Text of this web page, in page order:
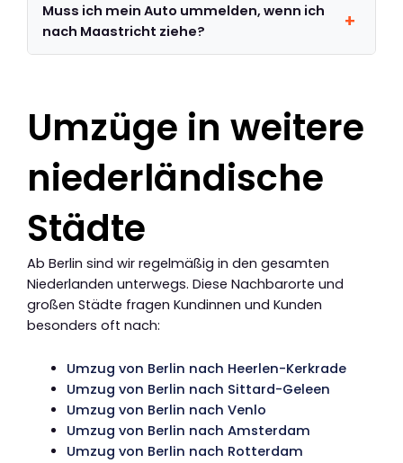
Muss ich mein Auto ummelden, wenn ich
nach Maastricht ziehe?
Umzüge in weitere
niederländische
Städte
Ab Berlin sind wir regelmäßig in den gesamten
Niederlanden unterwegs. Diese Nachbarorte und
großen Städte fragen Kundinnen und Kunden
besonders oft nach:
Umzug von Berlin nach Heerlen-Kerkrade
Umzug von Berlin nach Sittard-Geleen
Umzug von Berlin nach Venlo
Umzug von Berlin nach Amsterdam
Umzug von Berlin nach Rotterdam